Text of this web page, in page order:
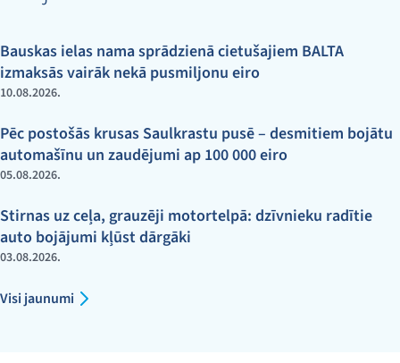
Bauskas ielas nama sprādzienā cietušajiem BALTA
izmaksās vairāk nekā pusmiljonu eiro
10.08.2026.
Pēc postošās krusas Saulkrastu pusē – desmitiem bojātu
automašīnu un zaudējumi ap 100 000 eiro
05.08.2026.
Stirnas uz ceļa, grauzēji motortelpā: dzīvnieku radītie
auto bojājumi kļūst dārgāki
03.08.2026.
Visi jaunumi